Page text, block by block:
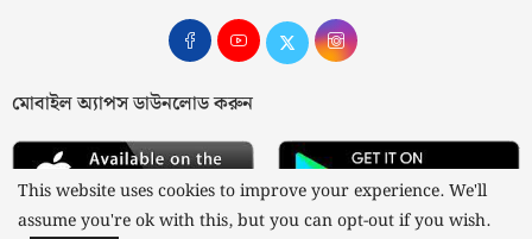
মোবাইল অ্যাপস ডাউনলোড করুন
This website uses cookies to improve your experience. We'll
assume you're ok with this, but you can opt-out if you wish.